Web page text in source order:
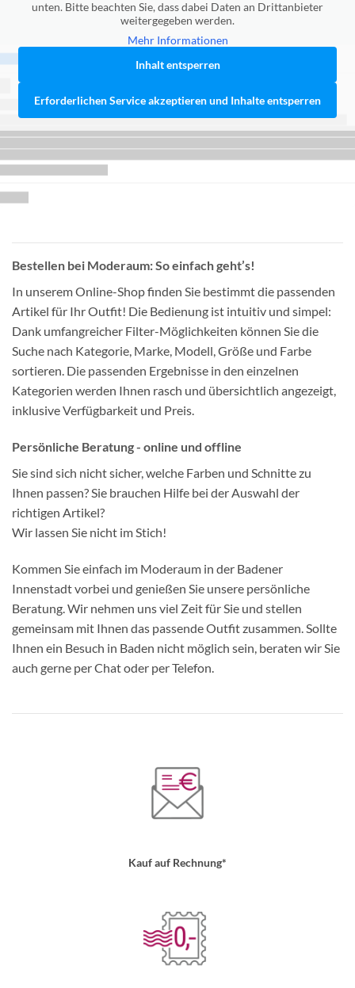
unten. Bitte beachten Sie, dass dabei Daten an Drittanbieter
weitergegeben werden.
Mehr Informationen
Inhalt entsperren
Erforderlichen Service akzeptieren und Inhalte entsperren
Bestellen bei Moderaum: So einfach geht’s!
In unserem Online-Shop finden Sie bestimmt die passenden
Artikel für Ihr Outfit! Die Bedienung ist intuitiv und simpel:
Dank umfangreicher Filter-Möglichkeiten können Sie die
Suche nach Kategorie, Marke, Modell, Größe und Farbe
sortieren. Die passenden Ergebnisse in den einzelnen
Kategorien werden Ihnen rasch und übersichtlich angezeigt,
inklusive Verfügbarkeit und Preis.
Persönliche Beratung - online und offline
Sie sind sich nicht sicher, welche Farben und Schnitte zu
Ihnen passen? Sie brauchen Hilfe bei der Auswahl der
richtigen Artikel?
Wir lassen Sie nicht im Stich!
Kommen Sie einfach im Moderaum in der Badener
Innenstadt vorbei und genießen Sie unsere persönliche
Beratung. Wir nehmen uns viel Zeit für Sie und stellen
gemeinsam mit Ihnen das passende Outfit zusammen. Sollte
Ihnen ein Besuch in Baden nicht möglich sein, beraten wir Sie
auch gerne per Chat oder per Telefon.
Kauf auf Rechnung*